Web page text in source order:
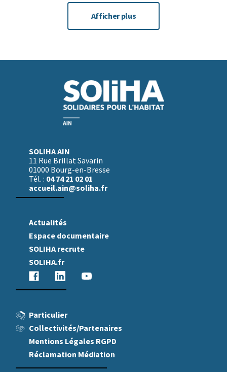
Afficher plus
SOLIHA AIN
11 Rue Brillat Savarin
01000 Bourg-en-Bresse
Tél. : 04 74 21 02 01
accueil.ain@soliha.fr
Actualités
Espacedocumentaire
SOLIHA recrute
SOLIHA.fr
FacebookLinkedinYoutube
Particulier
Collectivités/Partenaires
Mentions Légales RGPD
Réclamation Médiation